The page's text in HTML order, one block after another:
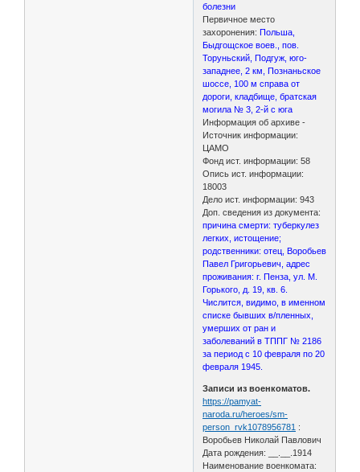
болезни
Первичное место
захоронения: Польша,
Быдгощское воев., пов.
Торуньский, Подгуж, юго-
западнее, 2 км, Познаньское
шоссе, 100 м справа от
дороги, кладбище, братская
могила № 3, 2-й с юга
Информация об архиве -
Источник информации:
ЦАМО
Фонд ист. информации: 58
Опись ист. информации:
18003
Дело ист. информации: 943
Доп. сведения из документа:
причина смерти: туберкулез
легких, истощение;
родственники: отец, Воробьев
Павел Григорьевич, адрес
проживания: г. Пенза, ул. М.
Горького, д. 19, кв. 6.
Числится, видимо, в именном
списке бывших в/пленных,
умерших от ран и
заболеваний в ТППГ № 2186
за период с 10 февраля по 20
февраля 1945.
Записи из военкоматов.
https://pamyat-
naroda.ru/heroes/sm-
person_rvk1078956781 :
Воробьев Николай Павлович
Дата рождения: __.__.1914
Наименование военкомата: